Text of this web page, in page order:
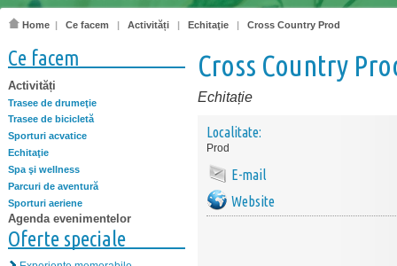
Home | Ce facem | Activități | Echitaţie | Cross Country Prod
Ce facem
Activități
Trasee de drumeţie
Trasee de bicicletă
Sporturi acvatice
Echitaţie
Spa şi wellness
Parcuri de aventură
Sporturi aeriene
Agenda evenimentelor
Oferte speciale
Cross Country
Echitație
Localitate:
Prod
E-mail
Website